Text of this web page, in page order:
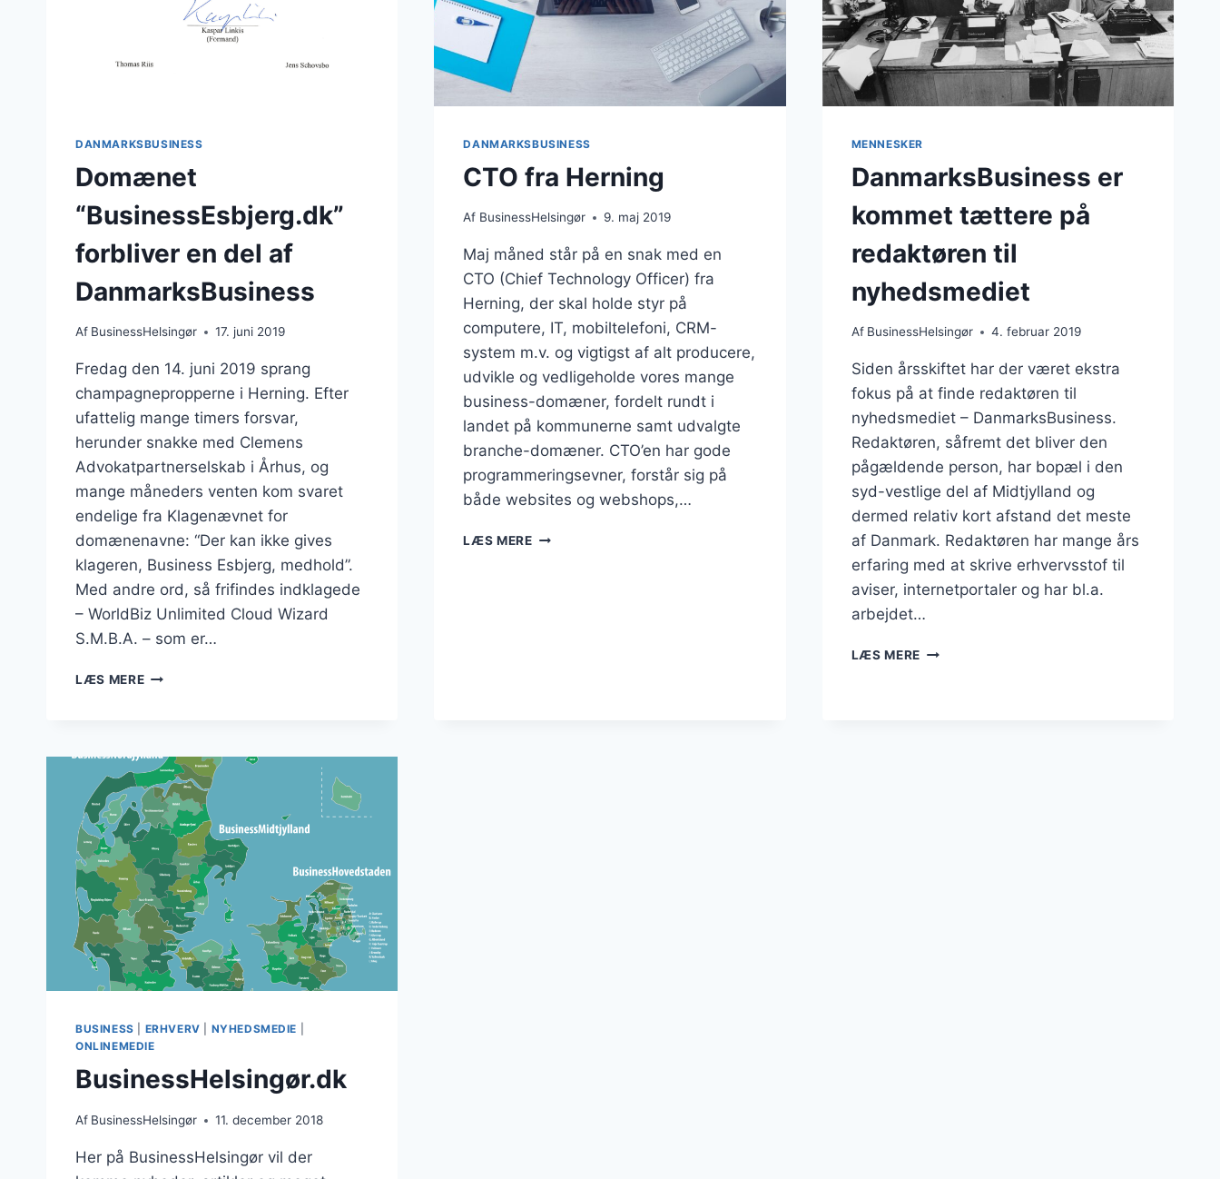
DANMARKSBUSINESS
Domænet
“BusinessEsbjerg.dk”
forbliver en del af
DanmarksBusiness
Af BusinessHelsingør 17. juni 2019
Fredag den 14. juni 2019 sprang
champagnepropperne i Herning. Efter
ufattelig mange timers forsvar,
herunder snakke med Clemens
Advokatpartnerselskab i Århus, og
mange måneders venten kom svaret
endelige fra Klagenævnet for
domænenavne: “Der kan ikke gives
klageren, Business Esbjerg, medhold”.
Med andre ord, så frifindes indklagede
– WorldBiz Unlimited Cloud Wizard
S.M.B.A. – som er…
LÆS MEREDOMÆNET
AF
DANMARKSBUSINESS
DANMARKSBUSINESS
CTO fra Herning
Af BusinessHelsingør 9. maj 2019
Maj måned står på en snak med en
CTO (Chief Technology Officer) fra
Herning, der skal holde styr på
computere, IT, mobiltelefoni, CRM-
system m.v. og vigtigst af alt producere,
udvikle og vedligeholde vores mange
business-domæner, fordelt rundt i
landet på kommunerne samt udvalgte
branche-domæner. CTO’en har gode
programmeringsevner, forstår sig på
både websites og webshops,…
LÆS MERECTO
MENNESKER
DanmarksBusiness er
kommet tættere på
redaktøren til
nyhedsmediet
Af BusinessHelsingør 4. februar 2019
Siden årsskiftet har der været ekstra
fokus på at finde redaktøren til
nyhedsmediet – DanmarksBusiness.
Redaktøren, såfremt det bliver den
pågældende person, har bopæl i den
syd-vestlige del af Midtjylland og
dermed relativ kort afstand det meste
af Danmark. Redaktøren har mange års
erfaring med at skrive erhvervsstof til
aviser, internetportaler og har bl.a.
arbejdet…
LÆS MERE DANMARKSBUSINESS
BUSINESS ERHVERV NYHEDSMEDIE
ONLINEMEDIE
BusinessHelsingør.dk
Af BusinessHelsingør 11. december 2018
Her på BusinessHelsingør vil der